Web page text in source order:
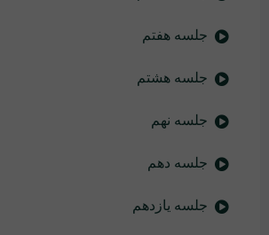
جلسه هفتم
جلسه هشتم
جلسه نهم
جلسه دهم
جلسه یازدهم